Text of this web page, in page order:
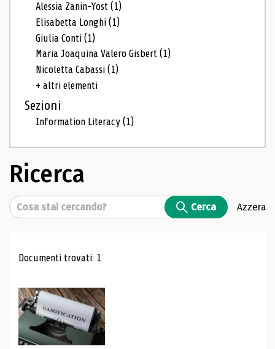
Alessia Zanin-Yost(1)
Elisabetta Longhi(1)
Giulia Conti(1)
Maria Joaquina Valero Gisbert(1)
Nicoletta Cabassi(1)
+ altri elementi
Sezioni
Information Literacy(1)
Ricerca
Cerca Cerca Azzera
Risultati di ricerca
Documenti trovati: 1